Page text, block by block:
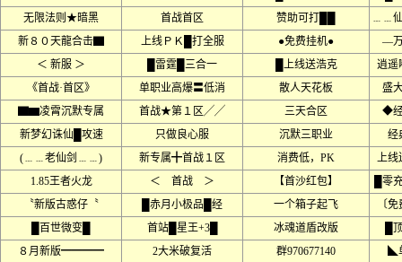
无限法则★暗黑
首战首区 赞助可打██
﹍﹍
新８０天龍合击▇
上线ＰＫ█打全服 ●免费挂机●
––
＜ 新服 ＞
█雷霆█三合一 █上线送浩克
逍遥
《首战·首区》
单职业高爆〓低消 散人天花板
盛
▇▆凌霄沉默专属
首战★第１区╱╱ 三天合区
◆
新梦幻诛仙█攻速
只做良心服 沉默三职业
经
(﹍﹍老仙剑﹍﹍)
新专属╋首战１区 消费低，PK
上线
1.85王者火龙
＜ 首战 ＞ 【首沙红包】
█零
〝新版古惑仔〝
█赤月小极品█经 一个箱子起飞
〔
█百世微变█
首站█星王+3█ 冰魂道盾改版
█
８月新版━━━━
2大米破复活 群970677140
◣